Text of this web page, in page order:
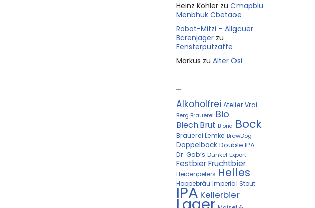
Heinz Köhler zu Cmapblu
Menbhuk Cbetaoe
Robot-Mitzi – Allgäuer
Bärenjäger zu
Fensterputzaffe
Markus zu Alter Ösi
Alkoholfrei Atelier Vrai
Berg Brauerei Bio
Blech.Brut Blond Bock
Brauerei Lemke BrewDog
Doppelbock Double IPA
Dr. Gab‘s Dunkel Export
FestbierFruchtbier
Heidenpeters Helles
Hoppebräu Imperial Stout
IPA Kellerbier